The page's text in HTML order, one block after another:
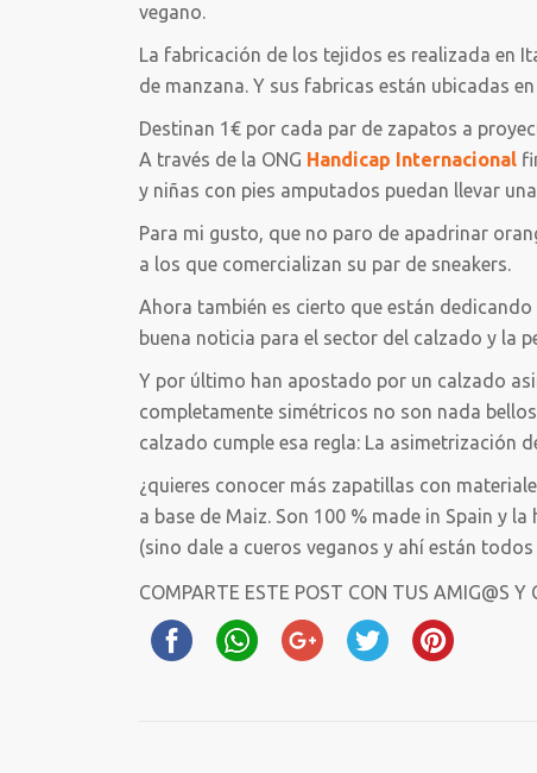
vegano.
La fabricación de los tejidos es realizada en
de manzana. Y sus fabricas están ubicadas
Destinan 1€ por cada par de zapatos a
A través de la ONG Handicap Internacional
y niñas con pies amputados puedan llevar
Para mi gusto, que no paro de apadrinar
a los que comercializan su par de sneakers.
Ahora también es cierto que están dedicando
buena noticia para el sector del calzado y la
Y por último han apostado por un calzado
completamente simétricos no son nada
calzado cumple esa regla: La asimetrización
¿quieres conocer más zapatillas con
a base de Maiz. Son 100 % made in Spain y
(sino dale a cueros veganos y ahí están
COMPARTE ESTE POST CON TUS AMIG@S Y